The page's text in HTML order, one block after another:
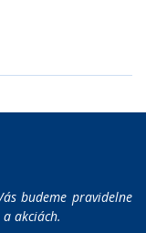
budeme pravidelne
akciách.